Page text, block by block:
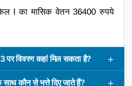
I का मासिक वेतन 36400 रुपये
विवरण कहां मिल सकता है?
कौन से भत्ते दिए जाते हैं?